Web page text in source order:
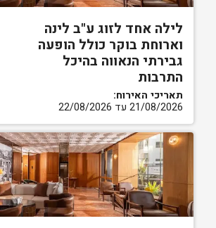
לילה אחד לזוג ע"ב לינה
וארוחת בוקר כולל הופעה
גבירתי הנאווה בהיכל
התרבות
תאריכי האירוח:
21/08/2026 עד 22/08/2026